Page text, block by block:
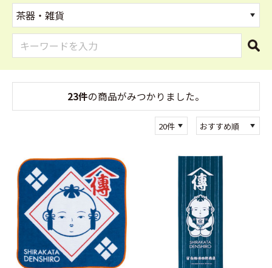
23件の商品がみつかりました。